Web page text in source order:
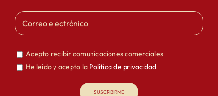
Acepto recibir comunicaciones comerciales
He leído y acepto la Política de privacidad